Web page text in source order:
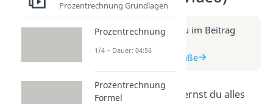
Weitere Infos erhältst du im Beitrag
zum Beitrag: Flächenmaße
In diesem Erklärvideo lernst du alles
Prozentrechnung Grundlagen
Prozentrechnung
1/4 – Dauer: 04:56
Prozentrechnung
Formel